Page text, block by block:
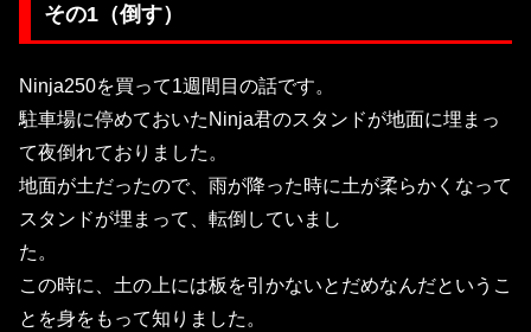
その1（倒す）
Ninja250を買って1週間目の話です。
駐車場に停めておいたNinja君のスタンドが地面に埋まっ
て夜倒れておりました。
地面が土だったので、雨が降った時に土が柔らかくなって
スタンドが埋まって、転倒していまし
た。
この時に、土の上には板を引かないとだめなんだというこ
とを身をもって知りました。